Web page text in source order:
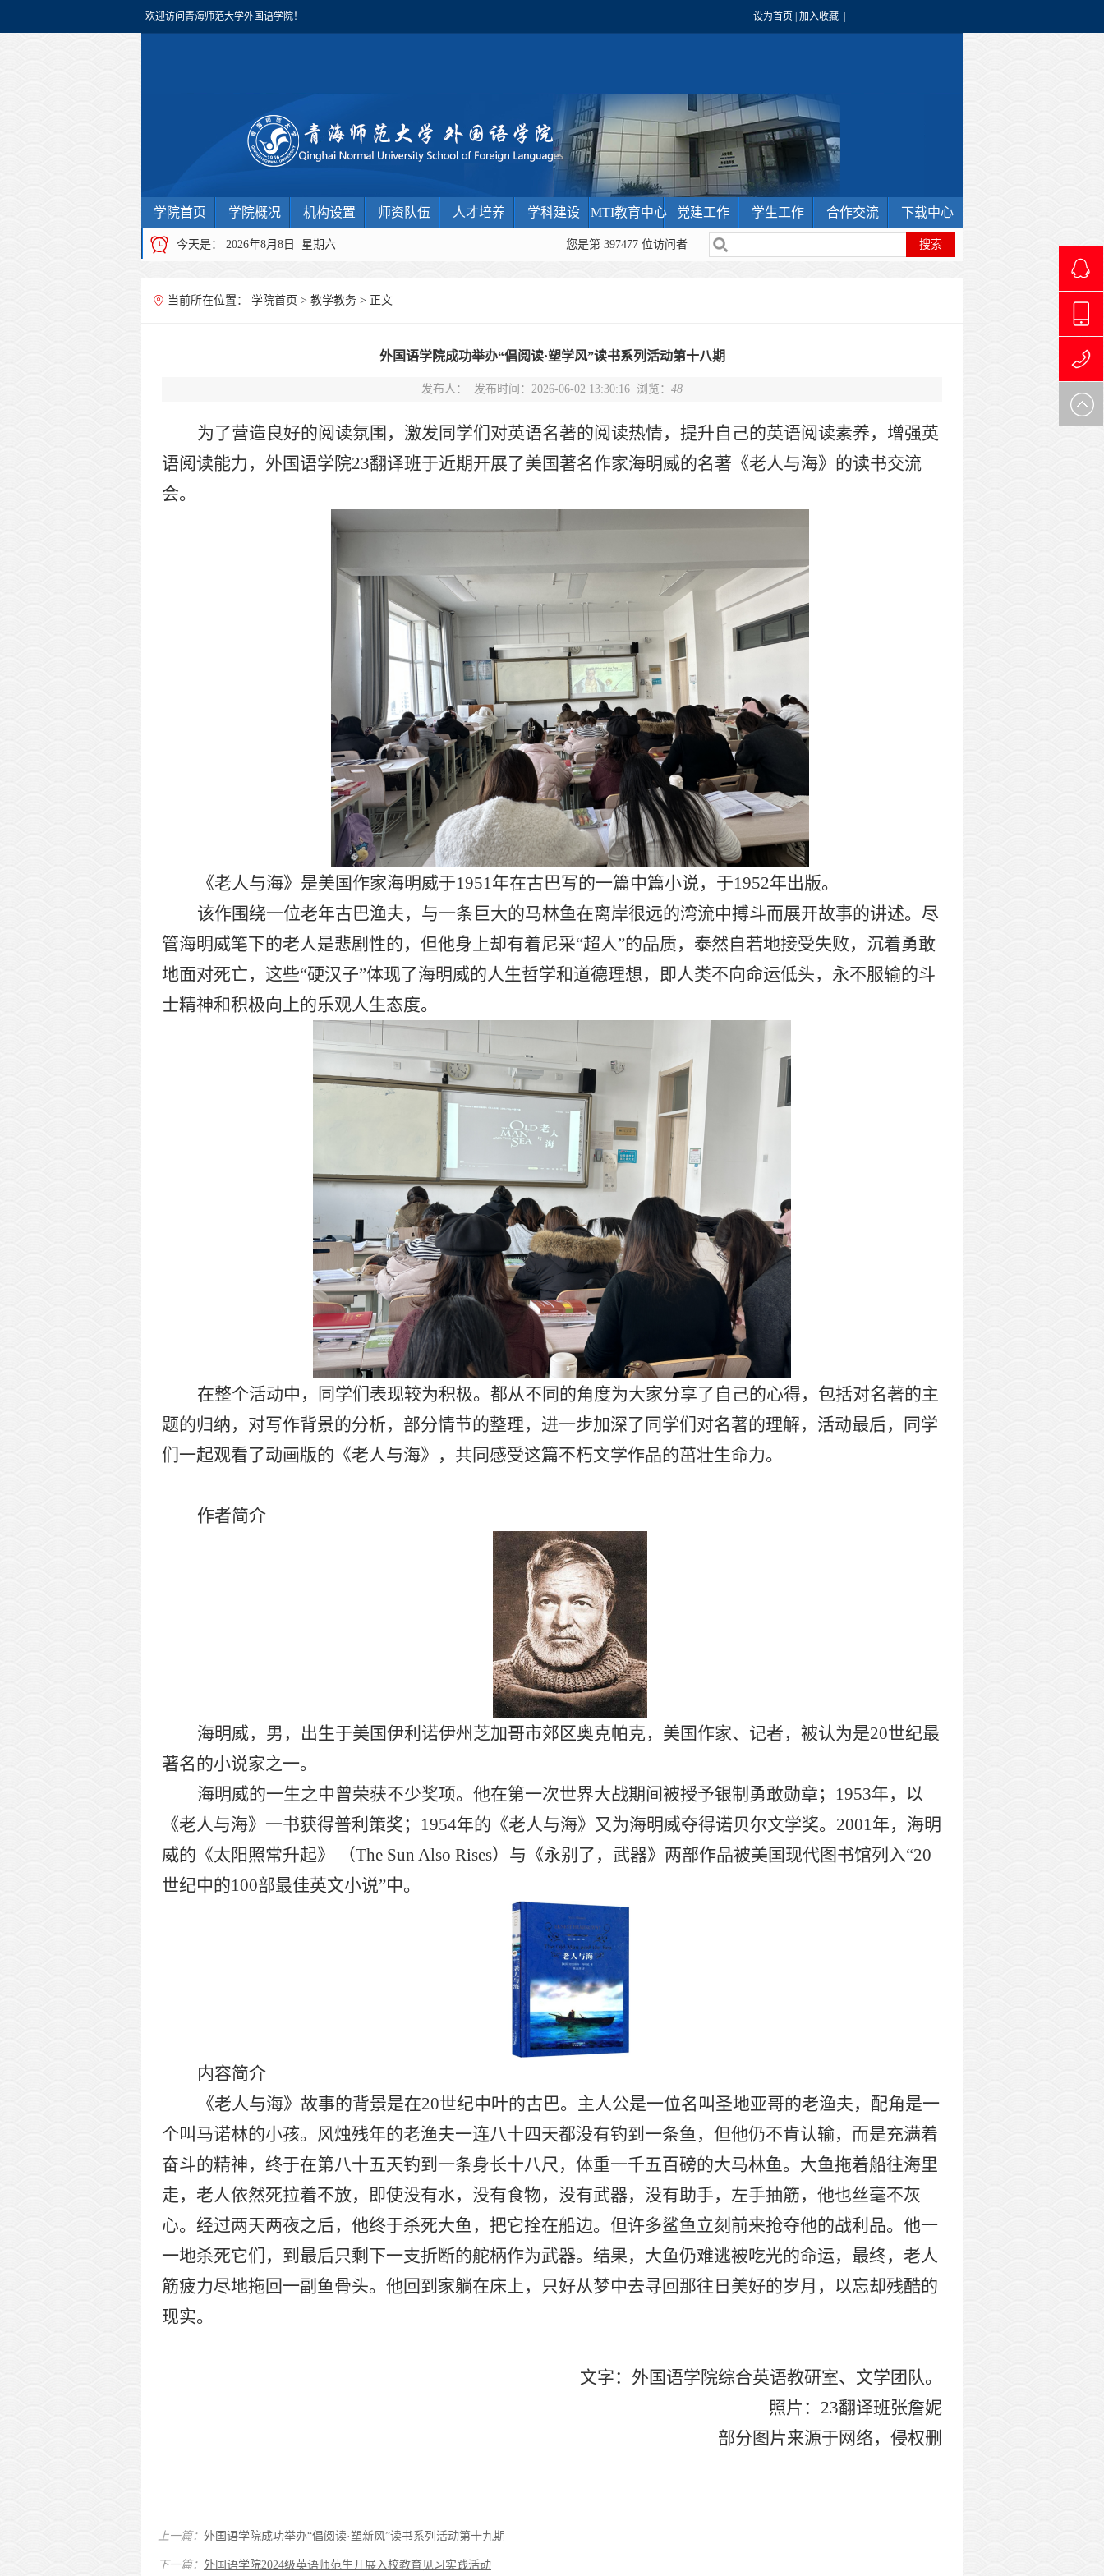
欢迎访问青海师范大学外国语学院！ 设为首页 加入收藏
学院首页 学院概况 机构设置 师资队伍 人才培养 学科建设 MTI教育中心 党建工作 学生工作 合作交流 下载中心
今天是： 2026年8月8日 星期六 您是第 397477 位访问者
当前所在位置： 学院首页 > 教学教务 > 正文
外国语学院成功举办“倡阅读·塑学风”读书系列活动第十八期
发布人： 发布时间：2026-06-02 13:30:16 浏览： 48
为了营造良好的阅读氛围，激发同学们对英语名著的阅读热情，提升自己的英语阅读素养，增强英
语阅读能力，外国语学院23翻译班于近期开展了美国著名作家海明威的名著《老人与海》的读书交流
会。
《老人与海》是美国作家海明威于1951年在古巴写的一篇中篇小说，于1952年出版。
该作围绕一位老年古巴渔夫，与一条巨大的马林鱼在离岸很远的湾流中搏斗而展开故事的讲述。尽
管海明威笔下的老人是悲剧性的，但他身上却有着尼采“超人”的品质，泰然自若地接受失败，沉着勇敢
地面对死亡，这些“硬汉子”体现了海明威的人生哲学和道德理想，即人类不向命运低头，永不服输的斗
士精神和积极向上的乐观人生态度。
在整个活动中，同学们表现较为积极。都从不同的角度为大家分享了自己的心得，包括对名著的主
题的归纳，对写作背景的分析，部分情节的整理，进一步加深了同学们对名著的理解，活动最后，同学
们一起观看了动画版的《老人与海》，共同感受这篇不朽文学作品的茁壮生命力。
作者简介
海明威，男，出生于美国伊利诺伊州芝加哥市郊区奥克帕克，美国作家、记者，被认为是20世纪最
著名的小说家之一。
海明威的一生之中曾荣获不少奖项。他在第一次世界大战期间被授予银制勇敢勋章； 1953年，以
《老人与海》一书获得普利策奖；1954年的《老人与海》又为海明威夺得诺贝尔文学奖。2001年，海明
威的《太阳照常升起》 （The Sun Also Rises）与《永别了，武器》两部作品被美国现代图书馆列入“20
世纪中的100部最佳英文小说”中。
内容简介
《老人与海》故事的背景是在20世纪中叶的古巴。主人公是一位名叫圣地亚哥的老渔夫，配角是一
个叫马诺林的小孩。风烛残年的老渔夫一连八十四天都没有钓到一条鱼，但他仍不肯认输，而是充满着
奋斗的精神，终于在第八十五天钓到一条身长十八尺，体重一千五百磅的大马林鱼。大鱼拖着船往海里
走，老人依然死拉着不放，即使没有水，没有食物，没有武器，没有助手，左手抽筋，他也丝毫不灰
心。经过两天两夜之后，他终于杀死大鱼，把它拴在船边。但许多鲨鱼立刻前来抢夺他的战利品。他一
一地杀死它们，到最后只剩下一支折断的舵柄作为武器。结果，大鱼仍难逃被吃光的命运，最终，老人
筋疲力尽地拖回一副鱼骨头。他回到家躺在床上，只好从梦中去寻回那往日美好的岁月，以忘却残酷的
现实。
文字：外国语学院综合英语教研室、文学团队。
照片 ： 23翻译班张詹妮
部分图片来源于网络，侵权删
上一篇： 外国语学院成功举办“倡阅读·塑新风”读书系列活动第十九期
下一篇： 外国语学院2024级英语师范生开展入校教育见习实践活动
0971-